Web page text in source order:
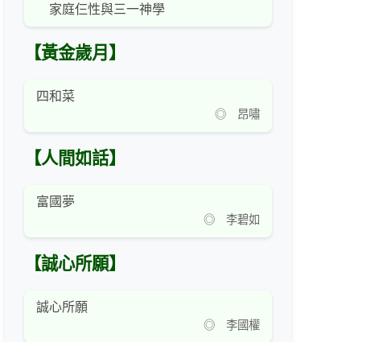
家庭仨性與三一神學
【黃金歲月】
四和菜
◎ 昂嘯
【人間如話】
富國夢
◎ 李碧如
【誠心所願】
誠心所願
◎ 李國權